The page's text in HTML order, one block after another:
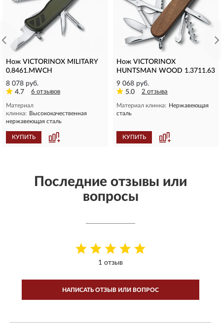
Нож VICTORINOX MILITARY
0.8461.MWCH
8 078 руб.
4.7
6 отзывов
Материал
клинка: Высококачественная
нержавеющая сталь
КУПИТЬ
Нож VICTORINOX
HUNTSMAN WOOD 1.3711.63
9 068 руб.
5.0
2 отзыва
Материал клинка: Нержавеющая
сталь
КУПИТЬ
Последние отзывы или
вопросы
1 отзыв
НАПИСАТЬ ОТЗЫВ ИЛИ ВОПРОС